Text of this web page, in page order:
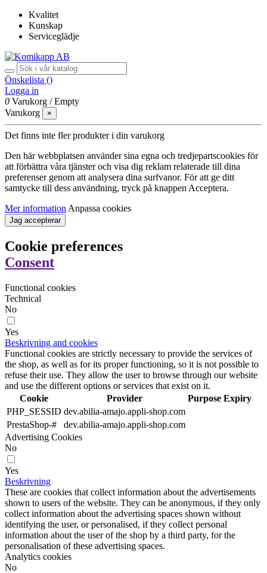
Kvalitet
Kunskap
Serviceglädje
Önskelista ()
Logga in
0 Varukorg /Empty
Varukorg
×
Det finns inte fler produkter i din varukorg
Den här webbplatsen använder sina egna och tredjepartscookies för
att förbättra våra tjänster och visa dig reklam relaterade till dina
preferenser genom att analysera dina surfvanor. För att ge ditt
samtycke till dess användning, tryck på knappen Acceptera.
Mer information Anpassa cookies
Jag accepterar
Cookie preferences
Consent
Functional cookies
Technical
No
Yes
Beskrivning and cookies
Functional cookies are strictly necessary to provide the services of
the shop, as well as for its proper functioning, so it is not possible to
refuse their use. They allow the user to browse through our website
and use the different options or services that exist on it.
Cookie
Provider Purpose Expiry
PHP_SESSID dev.abilia-amajo.appli-shop.com
PrestaShop-#
dev.abilia-amajo.appli-shop.com
Advertising Cookies
No
Yes
Beskrivning
These are cookies that collect information about the advertisements
shown to users of the website. They can be anonymous, if they only
collect information about the advertising spaces shown without
identifying the user, or personalised, if they collect personal
information about the user of the shop by a third party, for the
personalisation of these advertising spaces.
Analytics cookies
No